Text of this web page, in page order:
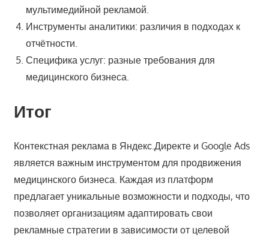
мультимедийной рекламой.
Инструменты аналитики: различия в подходах к
отчётности.
Специфика услуг: разные требования для
медицинского бизнеса.
Итог
Контекстная реклама в Яндекс.Директе и Google Ads
является важным инструментом для продвижения
медицинского бизнеса. Каждая из платформ
предлагает уникальные возможности и подходы, что
позволяет организациям адаптировать свои
рекламные стратегии в зависимости от целевой